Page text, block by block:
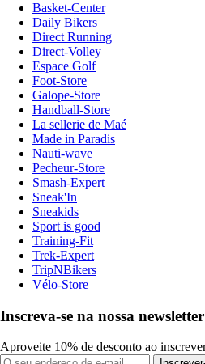
Basket-Center
Daily Bikers
Direct Running
Direct-Volley
Espace Golf
Foot-Store
Galope-Store
Handball-Store
La sellerie de Maé
Made in Paradis
Nauti-wave
Pecheur-Store
Smash-Expert
Sneak'In
Sneakids
Sport is good
Training-Fit
Trek-Expert
TripNBikers
Vélo-Store
Inscreva-se na nossa newsletter
Aproveite 10% de desconto ao